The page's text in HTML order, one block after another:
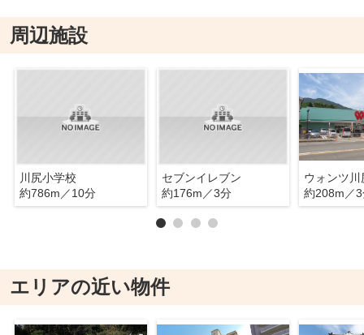
周辺施設
川尻小学校
約786m／10分
セブンイレブン
約176m／3分
ウォンツ川
約208m／
エリアの近い物件